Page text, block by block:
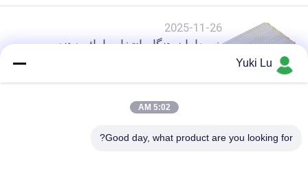
2025-11-26
خریداران هنگام انتخاب ارائه دهنده
Yuki Lu
5:02 AM
Good day, what product are you looking for?